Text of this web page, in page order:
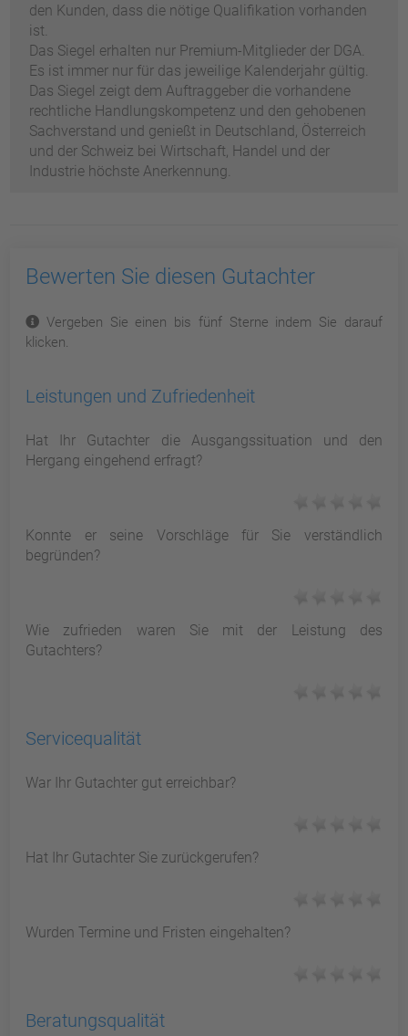
den Kunden, dass die nötige Qualifikation vorhanden
ist.
Das Siegel erhalten nur Premium-Mitglieder der DGA.
Es ist immer nur für das jeweilige Kalenderjahr gültig.
Das Siegel zeigt dem Auftraggeber die vorhandene
rechtliche Handlungskompetenz und den gehobenen
Sachverstand und genießt in Deutschland, Österreich
und der Schweiz bei Wirtschaft, Handel und der
Industrie höchste Anerkennung.
Bewerten Sie diesen Gutachter
Vergeben Sie einen bis fünf Sterne indem Sie darauf
klicken.
Leistungen und Zufriedenheit
Hat Ihr Gutachter die Ausgangssituation und den
Hergang eingehend erfragt?
Konnte er seine Vorschläge für Sie verständlich
begründen?
Wie zufrieden waren Sie mit der Leistung des
Gutachters?
Servicequalität
War Ihr Gutachter gut erreichbar?
Hat Ihr Gutachter Sie zurückgerufen?
Wurden Termine und Fristen eingehalten?
Beratungsqualität